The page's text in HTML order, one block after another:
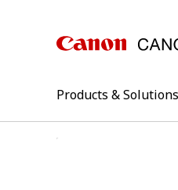
Products & Solutions